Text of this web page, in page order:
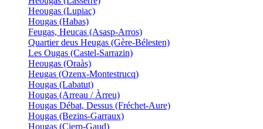
Heougas (Lupiac)
Hougas (Habas)
Feugas, Heucas (Asasp-Arros)
Quartier deus Heugas (Gère-Bélesten)
Les Ougas (Castel-Sarrazin)
Heougas (Oraàs)
Heugas (Ozenx-Montestrucq)
Hougas (Labatut)
Hougas (Arreau / Àrreu)
Hougas Débat, Dessus (Fréchet-Aure)
Hougas (Bezins-Garraux)
Hougas (Cierp-Gaud)